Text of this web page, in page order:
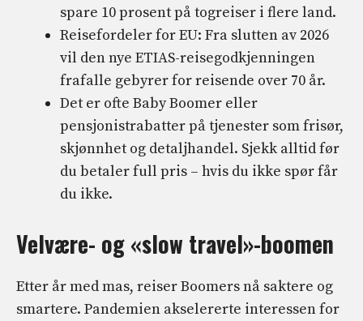
spare 10 prosent på togreiser i flere land.
Reisefordeler for EU: Fra slutten av 2026
vil den nye ETIAS-reisegodkjenningen
frafalle gebyrer for reisende over 70 år.
Det er ofte Baby Boomer eller
pensjonistrabatter på tjenester som frisør,
skjønnhet og detaljhandel. Sjekk alltid før
du betaler full pris – hvis du ikke spør får
du ikke.
Velvære- og «slow travel»-boomen
Etter år med mas, reiser Boomers nå saktere og
smartere. Pandemien akselererte interessen for